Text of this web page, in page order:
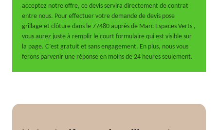
acceptez notre offre, ce devis servira directement de contrat
entre nous. Pour effectuer votre demande de devis pose
grillage et clôture dans le 77480 auprès de Marc Espaces Verts ,
vous aurez juste à remplir le court formulaire qui est visible sur
la page. C’est gratuit et sans engagement. En plus, nous vous
ferons parvenir une réponse en moins de 24 heures seulement.